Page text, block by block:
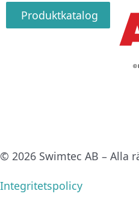
Produktkatalog
© 2026 Swimtec AB – Alla
Integritetspolicy